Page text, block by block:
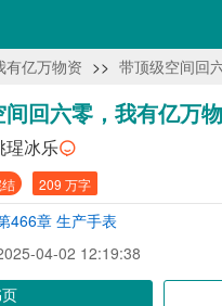
有亿万物资 >> 带顶级空间回
回六零，我有亿万
瑆冰乐
209 万字
466章 生产手表
04-02 12:19:38